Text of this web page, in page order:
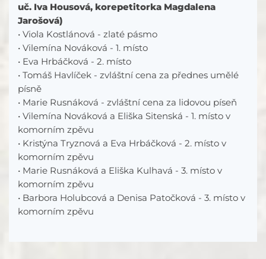
uč. Iva Housová, korepetitorka Magdalena
Jarošová)
• Viola Kostlánová - zlaté pásmo
• Vilemína Nováková - 1. místo
• Eva Hrbáčková - 2. místo
• Tomáš Havlíček - zvláštní cena za přednes umělé
písně
• Marie Rusnáková - zvláštní cena za lidovou píseň
• Vilemína Nováková a Eliška Sitenská - 1. místo v
komorním zpěvu
• Kristýna Tryznová a Eva Hrbáčková - 2. místo v
komorním zpěvu
• Marie Rusnáková a Eliška Kulhavá - 3. místo v
komorním zpěvu
• Barbora Holubcová a Denisa Patočková - 3. místo v
komorním zpěvu